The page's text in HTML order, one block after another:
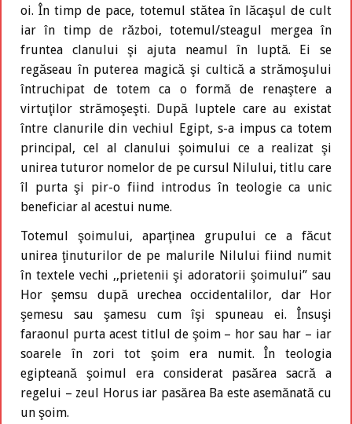
oi. În timp de pace, totemul stătea în lăcaşul de cult
iar în timp de război, totemul/steagul mergea în
fruntea clanului şi ajuta neamul în luptă. Ei se
regăseau în puterea magică şi cultică a strămoşului
întruchipat de totem ca o formă de renaştere a
virtuţilor strămoşeşti. După luptele care au existat
între clanurile din vechiul Egipt, s-a impus ca totem
principal, cel al clanului şoimului ce a realizat şi
unirea tuturor nomelor de pe cursul Nilului, titlu care
îl purta şi pir-o fiind introdus în teologie ca unic
beneficiar al acestui nume.
Totemul şoimului, aparţinea grupului ce a făcut
unirea ţinuturilor de pe malurile Nilului fiind numit
în textele vechi ,,prietenii şi adoratorii şoimului” sau
Hor şemsu după urechea occidentalilor, dar Hor
şemesu sau şamesu cum îşi spuneau ei. Însuşi
faraonul purta acest titlul de şoim – hor sau har – iar
soarele în zori tot şoim era numit. În teologia
egipteană şoimul era considerat pasărea sacră a
regelui – zeul Horus iar pasărea Ba este asemănată cu
un şoim.